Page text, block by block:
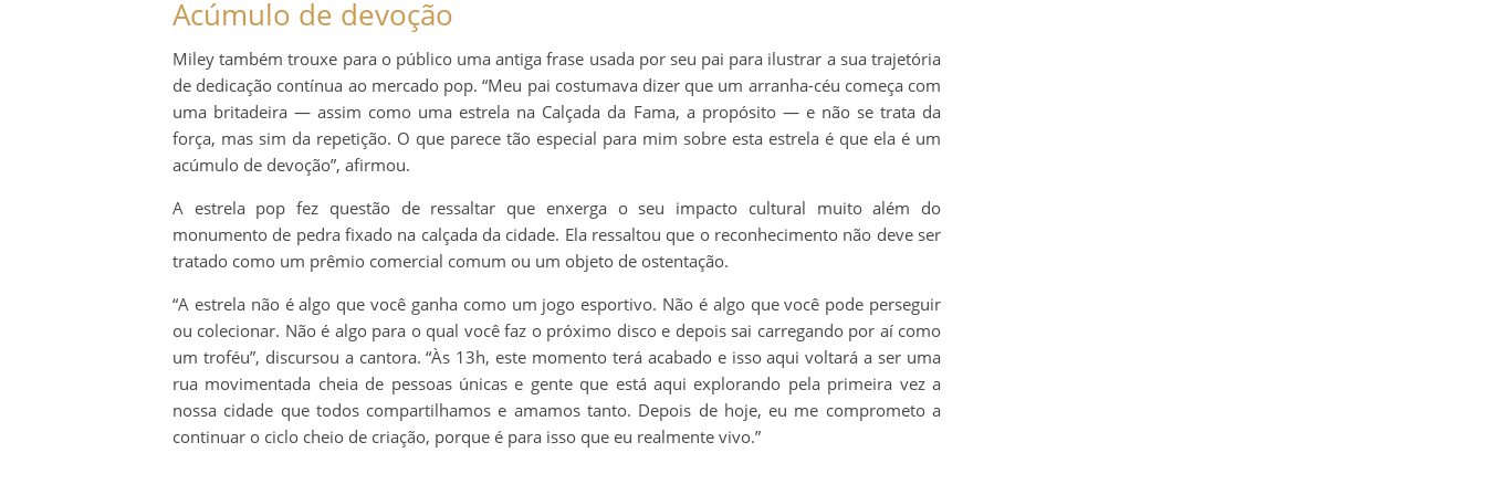
Acúmulo de devoção
Miley também trouxe para o público uma antiga frase usada por seu pai para ilustrar a sua trajetória
de dedicação contínua ao mercado pop. “Meu pai costumava dizer que um arranha-céu começa com
uma britadeira — assim como uma estrela na Calçada da Fama, a propósito — e não se trata da
força, mas sim da repetição. O que parece tão especial para mim sobre esta estrela é que ela é um
acúmulo de devoção”, afirmou.
A estrela pop fez questão de ressaltar que enxerga o seu impacto cultural muito além do
monumento de pedra fixado na calçada da cidade. Ela ressaltou que o reconhecimento não deve ser
tratado como um prêmio comercial comum ou um objeto de ostentação.
“A estrela não é algo que você ganha como um jogo esportivo. Não é algo que você pode perseguir
ou colecionar. Não é algo para o qual você faz o próximo disco e depois sai carregando por aí como
um troféu”, discursou a cantora. “Às 13h, este momento terá acabado e isso aqui voltará a ser uma
rua movimentada cheia de pessoas únicas e gente que está aqui explorando pela primeira vez a
nossa cidade que todos compartilhamos e amamos tanto. Depois de hoje, eu me comprometo a
continuar o ciclo cheio de criação, porque é para isso que eu realmente vivo.”